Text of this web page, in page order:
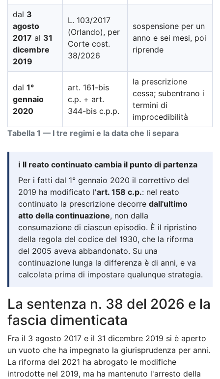
Tabella 1 — I tre regimi e la data che li separa
dal 3
agosto
2017 al 31
dicembre
2019
L. 103/2017
(Orlando), per
Corte cost.
38/2026
sospensione per un
anno e sei mesi, poi
riprende
dal 1°
gennaio
2020
art. 161-bis
c.p. + art.
344-bis c.p.p.
la prescrizione
cessa; subentrano i
termini di
improcedibilità
ℹ️ Il reato continuato cambia il punto di partenza
Per i fatti dal 1° gennaio 2020 il correttivo del
2019 ha modificato l'art. 158 c.p.: nel reato
continuato la prescrizione decorre dall'ultimo
atto della continuazione, non dalla
consumazione di ciascun episodio. È il ripristino
della regola del codice del 1930, che la riforma
del 2005 aveva abbandonato. Su una
continuazione lunga la differenza è di anni, e va
calcolata prima di impostare qualunque strategia.
La sentenza n. 38 del 2026 e la
fascia dimenticata
Fra il 3 agosto 2017 e il 31 dicembre 2019 si è aperto
un vuoto che ha impegnato la giurisprudenza per anni.
La riforma del 2021 ha abrogato le modifiche
introdotte nel 2019, ma ha mantenuto l'arresto della